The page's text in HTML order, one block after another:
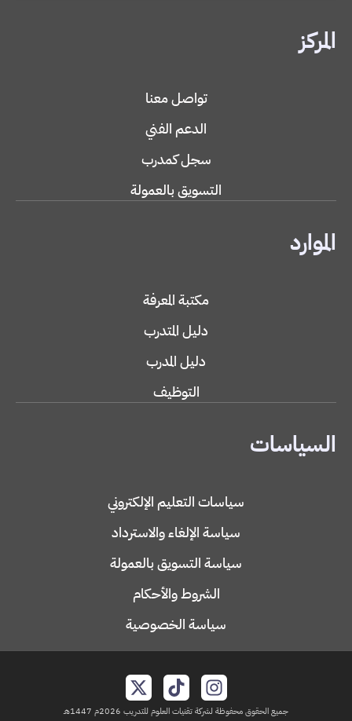
المركز
تواصل معنا
الدعم الفني
سجل كمدرب
التسويق بالعمولة
الموارد
مكتبة المعرفة
دليل المتدرب
دليل المدرب
التوظيف
السياسات
سياسات التعليم الإلكتروني
سياسة الإلغاء والاسترداد
سياسة التسويق بالعمولة
الشروط والأحكام
سياسة الخصوصية
جميع الحقوق محفوظة لشركة تقنيات العلوم للتدريب 2026م 1447هـ